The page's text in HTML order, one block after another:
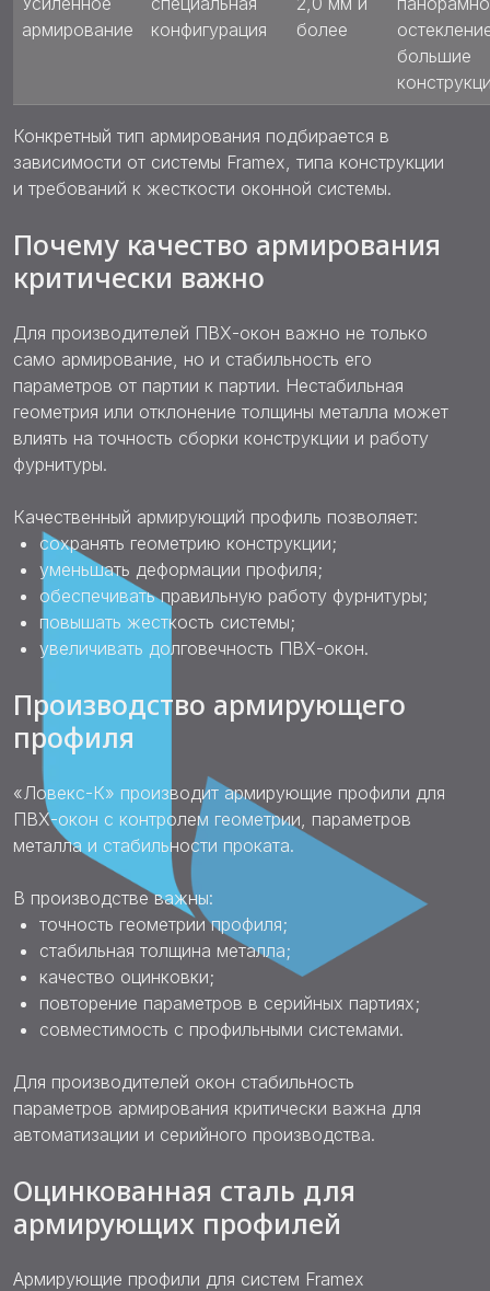
армирование
конфигурация
более
большие
Конкретный тип армирования подбирается в
зависимости от системы Framex, типа конструкции
и требований к жесткости оконной системы.
Почему качество армирования
критически важно
Для производителей ПВХ-окон важно не только
само армирование, но и стабильность его
параметров от партии к партии. Нестабильная
геометрия или отклонение толщины металла может
влиять на точность сборки конструкции и работу
фурнитуры.
Качественный армирующий профиль позволяет:
сохранять геометрию конструкции;
уменьшать деформации профиля;
обеспечивать правильную работу фурнитуры;
повышать жесткость системы;
увеличивать долговечность ПВХ-окон.
Производство армирующего
профиля
«Ловекс-К» производит армирующие профили для
ПВХ-окон с контролем геометрии, параметров
металла и стабильности проката.
В производстве важны:
точность геометрии профиля;
стабильная толщина металла;
качество оцинковки;
повторение параметров в серийных партиях;
совместимость с профильными системами.
Для производителей окон стабильность
параметров армирования критически важна для
автоматизации и серийного производства.
Оцинкованная сталь для
армирующих профилей
Армирующие профили для систем Framex